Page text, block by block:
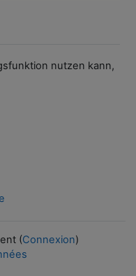
nutzen kann,
(Connexion)